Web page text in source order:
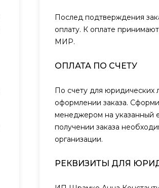
Послед подтверждения
оплату. К оплате
МИР.
ОПЛАТА ПО СЧЕТУ
По счету для юридических
оформлении заказа.
менеджером на
получении заказа
организации.
РЕКВИЗИТЫ ДЛЯ